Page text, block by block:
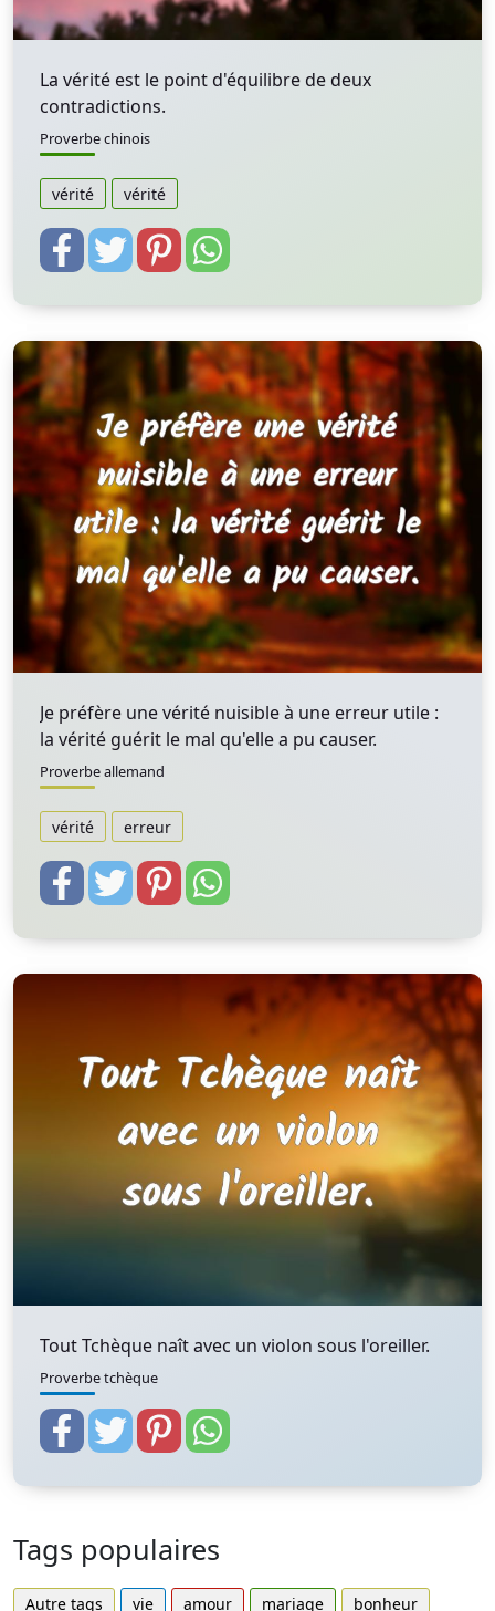
La vérité est le point d'équilibre de deux
contradictions.
Proverbe chinois
vérité vérité
Je préfère une vérité nuisible à une erreur utile :
la vérité guérit le mal qu'elle a pu causer.
Proverbe allemand
vérité erreur
Tout Tchèque naît avec un violon sous l'oreiller.
Proverbe tchèque
Tags populaires
Autre tags vie amour mariage
bonheur